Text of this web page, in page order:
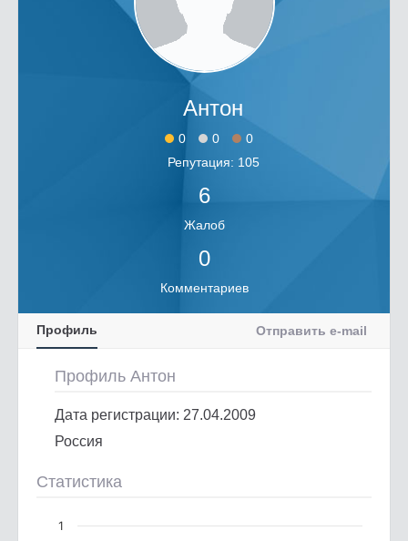
Антон
0 0
0
Репутация: 105
6
Жалоб
0
Комментариев
Профиль Отправить e-mail
Профиль Антон
Дата регистрации: 27.04.2009
Россия
Статистика
1